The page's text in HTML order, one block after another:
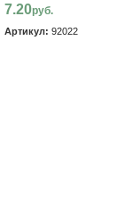
7.20руб.
Артикул: 92022